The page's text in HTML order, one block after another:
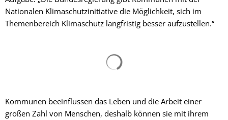
Nationalen Klimaschutzinitiative die Möglichkeit, sich im
Themenbereich Klimaschutz langfristig besser aufzustellen.“
Kommunen beeinflussen das Leben und die Arbeit einer
großen Zahl von Menschen, deshalb können sie mit ihrem